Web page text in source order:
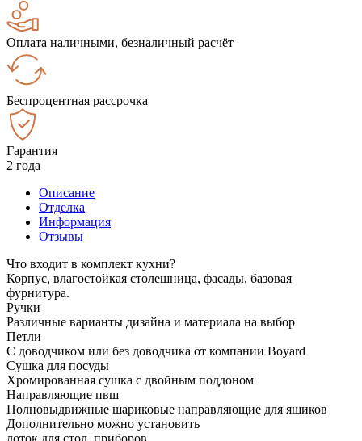
Оплата наличными, безналичный расчёт
Беспроцентная рассрочка
Гарантия
2 года
Описание
Отделка
Информация
Отзывы
Что входит в комплект кухни?
Корпус, влагостойкая столешница, фасады, базовая
фурнитура.
Ручки
Различные варианты дизайна и материала на выбор
Петли
С доводчиком или без доводчика от компании Boyard
Сушка для посуды
Хромированная сушка с двойным поддоном
Направляющие пвш
Полновыдвижные шариковые направляющие для ящиков
Дополнительно можно установить
лоток для стол. приборов